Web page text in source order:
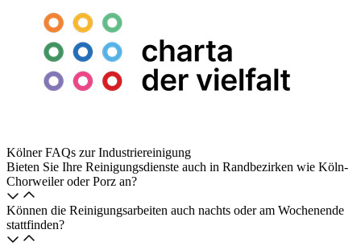
Kölner FAQs zur Industriereinigung
Bieten Sie Ihre Reinigungsdienste auch in Randbezirken wie Köln-
Chorweiler oder Porz an?
Können die Reinigungsarbeiten auch nachts oder am Wochenende
stattfinden?